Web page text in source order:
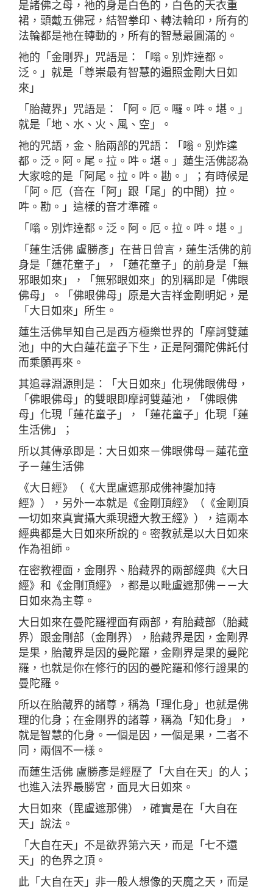
是諸佛之母，祂的身是白色的，白色的天衣重
裙，頭戴五佛冠，結智拳印、轉法輪印，所有的
法輪都是祂在轉動的，所有的智慧最圓滿的。
祂的「金剛界」咒語是：「嗡。別炸達都。
泛。」就是「尊崇最有智慧的遍照金剛大日如
來」
「胎藏界」咒語是：「阿。厄。囉。吽。堪。」
就是「地、水、火、風、空」。
祂的咒語，金、胎兩部的咒語：「嗡。別炸達
都。泛。阿。尾。拉。吽。堪。」蓮生活佛認為
大家唸的是「阿尾。拉。吽。勘。」；有時候是
「阿。厄（音在「阿」跟「尾」的中間）拉。
吽。勘。」這樣的音才準確。
「嗡。別炸達都。泛。阿。厄。拉。吽。堪。」
「蓮生活佛 盧勝彥」在昔日曾言，蓮生活佛的前
身是「蓮花童子」，「蓮花童子」的前身是「無
邪眼如來」，「無邪眼如來」的別稱即是「佛眼
佛母」。「佛眼佛母」原是大吉祥金剛明妃，是
「大日如來」所生。
蓮生活佛早知自己是西方極樂世界的「摩訶雙蓮
池」中的大白蓮花童子下生，正是阿彌陀佛託付
而乘願再來。
其追尋淵源則是：「大日如來」化現佛眼佛母，
「佛眼佛母」的雙眼即摩訶雙蓮池，「佛眼佛
母」化現「蓮花童子」，「蓮花童子」化現「蓮
生活佛」；
所以其傳承即是：大日如來－佛眼佛母－蓮花童
子－蓮生活佛
《大日經》（《大毘盧遮那成佛神變加持
經》），另外一本就是《金剛頂經》（《金剛頂
一切如來真實攝大乘現證大教王經》），這兩本
經典都是大日如來所說的。密教就是以大日如來
作為祖師。
在密教裡面，金剛界、胎藏界的兩部經典《大日
經》和《金剛頂經》，都是以毗盧遮那佛－－大
日如來為主尊。
大日如來在曼陀羅裡面有兩部，有胎藏部（胎藏
界）跟金剛部（金剛界），胎藏界是因，金剛界
是果，胎藏界是因的曼陀羅，金剛界是果的曼陀
羅，也就是你在修行的因的曼陀羅和修行證果的
曼陀羅。
所以在胎藏界的諸尊，稱為「理化身」也就是佛
理的化身；在金剛界的諸尊，稱為「知化身」，
就是智慧的化身。一個是因，一個是果，二者不
同，兩個不一樣。
而蓮生活佛 盧勝彥是經歷了「大自在天」的人；
也進入法界最勝宮，面見大日如來。
大日如來（毘盧遮那佛），確實是在「大自在
天」說法。
「大自在天」不是欲界第六天，而是「七不還
天」的色界之頂。
此「大自在天」非一般人想像的天魔之天，而是